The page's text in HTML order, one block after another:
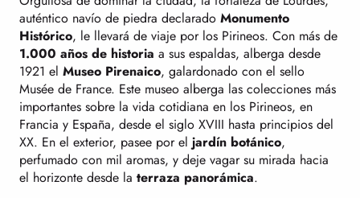
auténtico navío de piedra declarado Monumento
Histórico, le llevará de viaje por los Pirineos. Con más de
1.000 años de historia a sus espaldas, alberga desde
1921 el Museo Pirenaico, galardonado con el sello
Musée de France. Este museo alberga las colecciones más
importantes sobre la vida cotidiana en los Pirineos, en
Francia y España, desde el siglo XVIII hasta principios del
XX. En el exterior, pasee por el jardín botánico,
perfumado con mil aromas, y deje vagar su mirada hacia
el horizonte desde la terraza panorámica.